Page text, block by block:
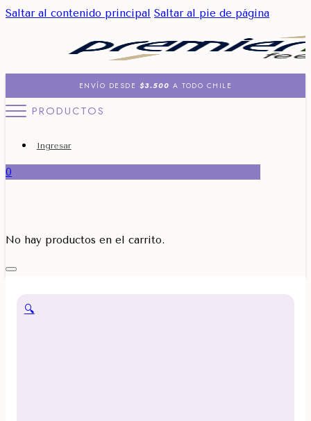
Saltar al contenido principal Saltar al pie de página
ENVÍO DESDE $3.500 A TODO CHILE
PRODUCTOS
Ingresar
0
No hay productos en el carrito.
🔍